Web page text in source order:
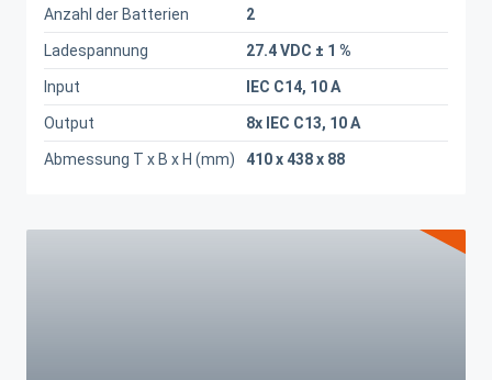
Anzahl der Batterien 2
Ladespannung 27.4 VDC ± 1 %
Input IEC C14, 10 A
Output 8x IEC C13, 10 A
Abmessung T x B x H (mm) 410 x 438 x 88